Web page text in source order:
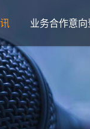
业务合作意